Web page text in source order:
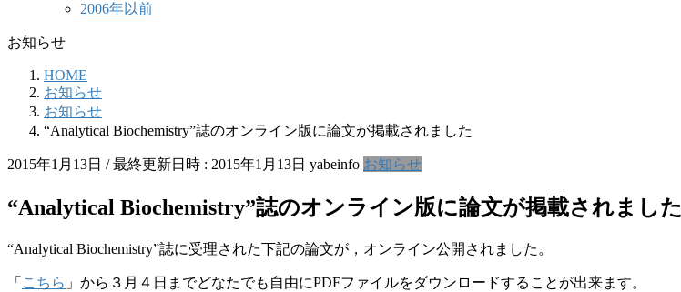
2006年以前
お知らせ
HOME
お知らせ
お知らせ
“Analytical Biochemistry”誌のオンライン版に論文が掲載されました
2015年1月13日 / 最終更新日時 : 2015年1月13日 yabeinfo お知らせ
“Analytical Biochemistry”誌のオンライン版に論文が掲載されました
“Analytical Biochemistry”誌に受理された下記の論文が，オンライン公開されました。
「 こちら 」から３月４日までどなたでも自由にPDFファイルをダウンロードすることが出来ます。